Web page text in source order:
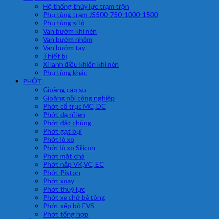
Hệ thống thủy lực trạm trộn
Phụ tùng trạm JS500-750-1000-1500
Phụ tùng si lô
Van bướm khí nén
Van bướm nhôm
Van bướm tay
Thiết bị
Xi lanh điều khiển khí nén
Phụ tùng khác
PHỚT
Gioăng cao su
Gioăng nồi công nghiệp
Phớt cổ trục MC, DC
Phớt dạ nỉ len
Phớt đặt chủng
Phớt gạt bụi
Phớt lò xo
Phớt lò xo Silicon
Phớt mặt chà
Phớt nắp VK,VC, EC
Phớt Piston
Phớt xoay
Phớt thuỷ lực
Phớt xe chở bê tông
Phớt xếp bộ EVS
Phớt tổng hợp